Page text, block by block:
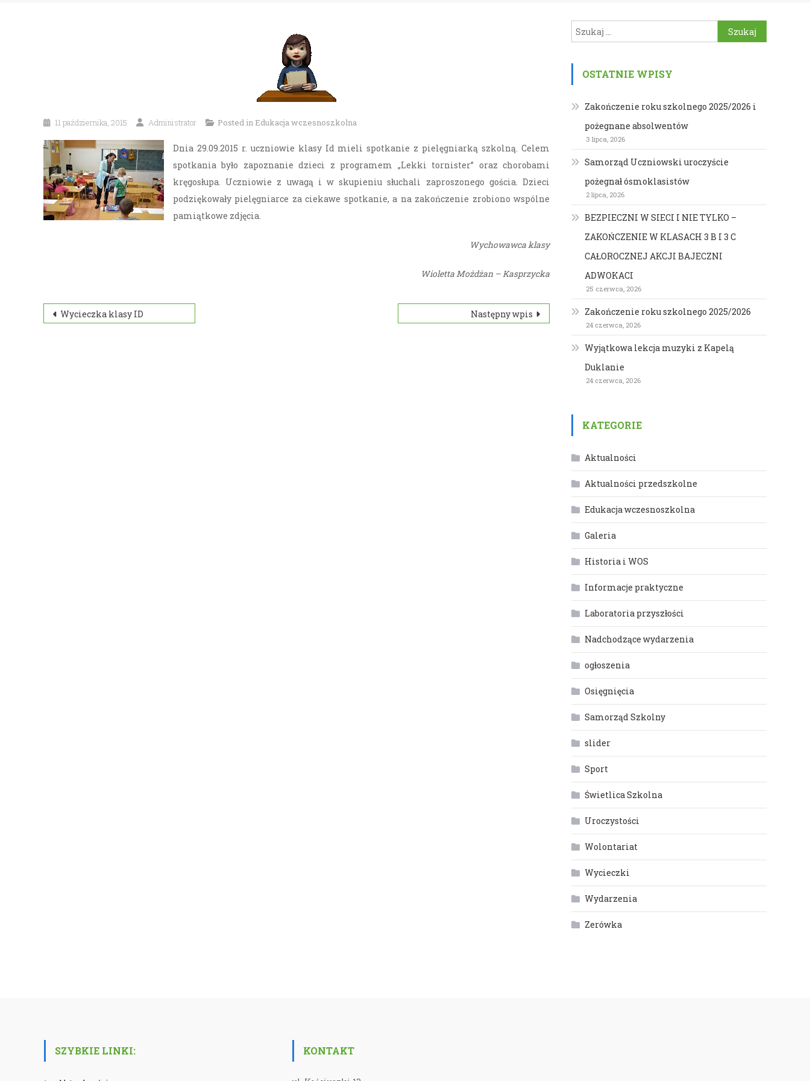
11 października, 2015 Administrator Posted in Edukacja wczesnoszkolna
Dnia 29.09.2015 r. uczniowie klasy Id mieli spotkanie z pielęgniarką szkolną. Celem
spotkania było zapoznanie dzieci z programem „Lekki tornister” oraz chorobami
kręgosłupa. Uczniowie z uwagą i w skupieniu słuchali zaproszonego gościa. Dzieci
podziękowały pielęgniarce za ciekawe spotkanie, a na zakończenie zrobiono wspólne
pamiątkowe zdjęcia.
Wychowawca klasy
Wioletta Możdżan – Kasprzycka
Nawigacja
Wycieczka klasy ID Następny wpis
Szukaj:
OSTATNIE WPISY
Zakończenie roku szkolnego 2025/2026 i
pożegnane absolwentów
3 lipca, 2026
Samorząd Uczniowski uroczyście
pożegnał ósmoklasistów
2 lipca, 2026
BEZPIECZNI W SIECI I NIE TYLKO –
ZAKOŃCZENIE W KLASACH 3 B I 3 C
CAŁOROCZNEJ AKCJI BAJECZNI
ADWOKACI
25 czerwca, 2026
Zakończenie roku szkolnego 2025/2026
24 czerwca, 2026
Wyjątkowa lekcja muzyki z Kapelą
Duklanie
24 czerwca, 2026
KATEGORIE
Aktualności
Aktualności przedszkolne
Edukacja wczesnoszkolna
Galeria
Historia i WOS
Informacje praktyczne
Laboratoria przyszłości
Nadchodzące wydarzenia
ogłoszenia
Osięgnięcia
Samorząd Szkolny
slider
Sport
Świetlica Szkolna
Uroczystości
Wolontariat
Wycieczki
Wydarzenia
Zerówka
SZYBKIE LINKI: KONTAKT